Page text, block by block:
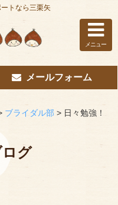
トなら三栗矢
メニュー
メールフォーム
ブライダル部 > 日々勉強！
ログ